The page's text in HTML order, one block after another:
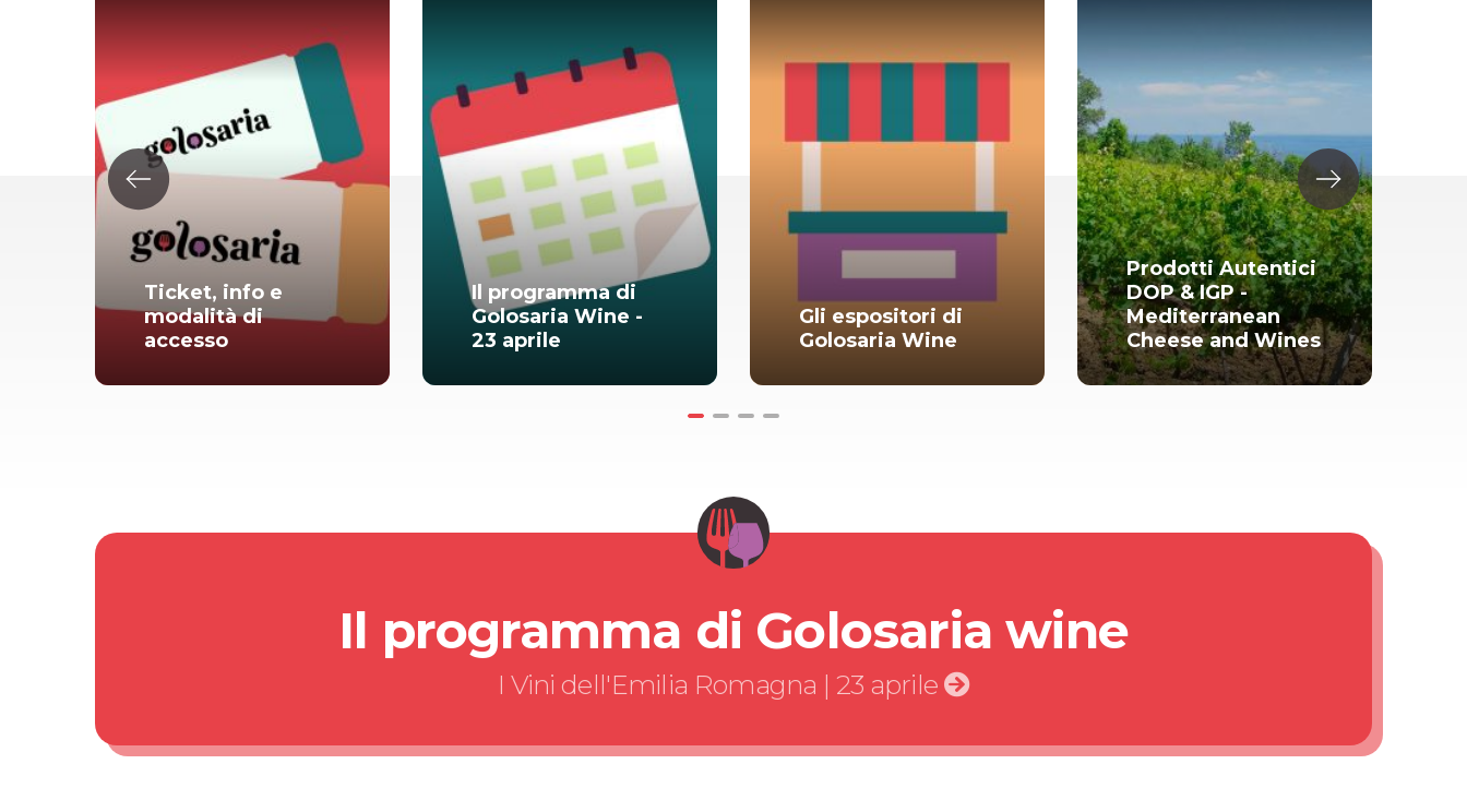
Ticket, info e
modalità di
accesso
Il programma di
Golosaria Wine -
23 aprile
Gli espositori di
Golosaria Wine
Prodotti Autentici
DOP & IGP -
Mediterranean
Cheese and Wines
Il programma di Golosaria wine
I Vini dell'Emilia Romagna | 23 aprile